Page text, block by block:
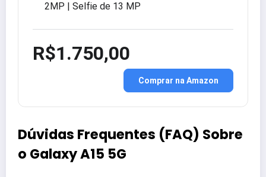
2MP | Selfie de 13 MP
R$1.750,00
Comprar na Amazon
Dúvidas Frequentes (FAQ) Sobre
o Galaxy A15 5G